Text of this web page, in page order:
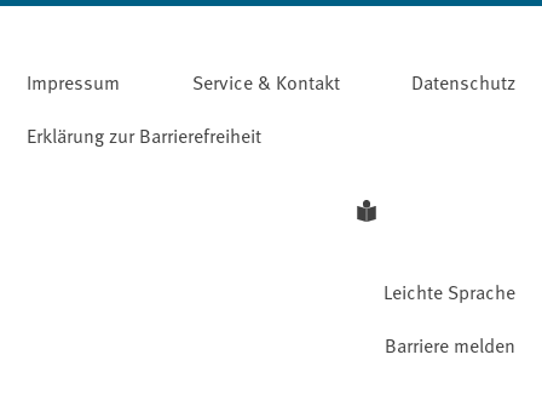
Impressum Service & Kontakt
Datenschutz
Erklärung zur Barrierefreiheit
Leichte Sprache
Barriere melden